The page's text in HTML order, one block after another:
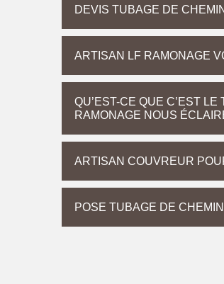
DEVIS TUBAGE DE
ARTISAN LF RAMONAGE
QU’EST-CE QUE C’EST
RAMONAGE NOUS
ARTISAN COUVREUR
POSE TUBAGE DE